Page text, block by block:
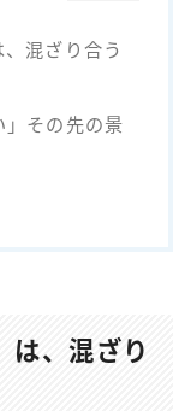
混ざり合う
」その先の景
は、混ざり